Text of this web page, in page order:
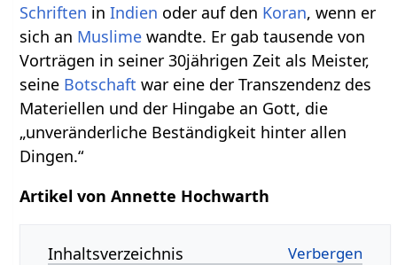
Schriften inIndien oder auf den Koran, wenn er
sich an Muslime wandte. Er gab tausende von
Vorträgen in seiner 30jährigen Zeit als Meister,
seine Botschaft war eine der Transzendenz des
Materiellen und der Hingabe an Gott, die
„unveränderliche Beständigkeit hinter allen
Dingen.“
Artikel von Annette Hochwarth
Inhaltsverzeichnis